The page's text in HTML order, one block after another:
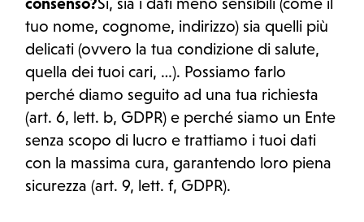
tuo nome, cognome, indirizzo) sia quelli più
delicati (ovvero la tua condizione di salute,
quella dei tuoi cari, …). Possiamo farlo
perché diamo seguito ad una tua richiesta
(art. 6, lett. b, GDPR) e perché siamo un Ente
senza scopo di lucro e trattiamo i tuoi dati
con la massima cura, garantendo loro piena
sicurezza (art. 9, lett. f, GDPR).